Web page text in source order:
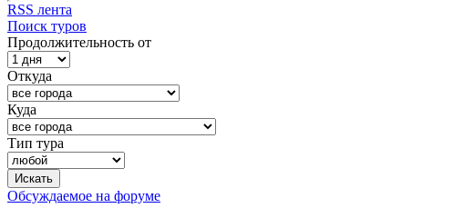
RSS лента
Поиск туров
Продолжительность от
Откуда
Куда
Тип тура
Обсуждаемое на форуме